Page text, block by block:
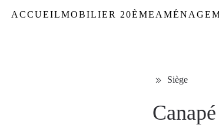
ACCUEILMOBILIER 20ÈME
Siège